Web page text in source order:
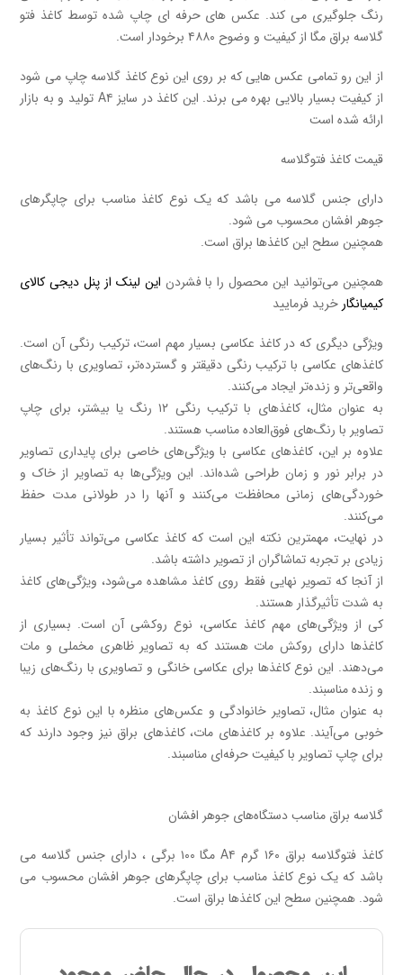
رنگ جلوگیری می کند. عکس های حرفه ای چاپ شده توسط کاغذ فتو
گلاسه براق مگا از کیفیت و وضوح ۴۸۸۰ برخودار است.
از این رو تمامی عکس هایی که بر روی این نوع کاغذ گلاسه چاپ می شود
از کیفیت بسیار بالایی بهره می برند. این کاغذ در سایز A۴ تولید و به بازار
ارائه شده است
قیمت کاغذ فتوگلاسه
دارای جنس گلاسه می باشد که یک نوع کاغذ مناسب برای چاپگرهای
جوهر افشان محسوب می شود.
همچنین سطح این کاغذها براق است.
همچنین می‌توانید این محصول را با فشردن این لینک از پنل دیجی کالای
کیمیانگارخرید فرمایید
ویژگی دیگری که در کاغذ عکاسی بسیار مهم است، ترکیب رنگی آن است.
کاغذهای عکاسی با ترکیب رنگی دقیقتر و گسترده‌تر، تصاویری با رنگ‌های
واقعی‌تر و زنده‌تر ایجاد می‌کنند.
به عنوان مثال، کاغذهای با ترکیب رنگی ۱۲ رنگ یا بیشتر، برای چاپ
تصاویر با رنگ‌های فوق‌العاده مناسب هستند.
علاوه بر این، کاغذهای عکاسی با ویژگی‌های خاصی برای پایداری تصاویر
در برابر نور و زمان طراحی شده‌اند. این ویژگی‌ها به تصاویر از خاک و
خوردگی‌های زمانی محافظت می‌کنند و آنها را در طولانی مدت حفظ
می‌کنند.
در نهایت، مهمترین نکته این است که کاغذ عکاسی می‌تواند تأثیر بسیار
زیادی بر تجربه تماشاگران از تصویر داشته باشد.
از آنجا که تصویر نهایی فقط روی کاغذ مشاهده می‌شود، ویژگی‌های کاغذ
به شدت تأثیرگذار هستند.
کی از ویژگی‌های مهم کاغذ عکاسی، نوع روکشی آن است. بسیاری از
کاغذها دارای روکش مات هستند که به تصاویر ظاهری مخملی و مات
می‌دهند. این نوع کاغذها برای عکاسی خانگی و تصاویری با رنگ‌های زیبا
و زنده مناسبند.
به عنوان مثال، تصاویر خانوادگی و عکس‌های منظره با این نوع کاغذ به
خوبی می‌آیند. علاوه بر کاغذهای مات، کاغذهای براق نیز وجود دارند که
برای چاپ تصاویر با کیفیت حرفه‌ای مناسبند.
گلاسه براق مناسب دستگاه‌های جوهر افشان
کاغذ فتوگلاسه براق ۱۶۰ گرم A۴ مگا ۱۰۰ برگی ، دارای جنس گلاسه می
باشد که یک نوع کاغذ مناسب برای چاپگرهای جوهر افشان محسوب می
شود. همچنین سطح این کاغذها براق است.